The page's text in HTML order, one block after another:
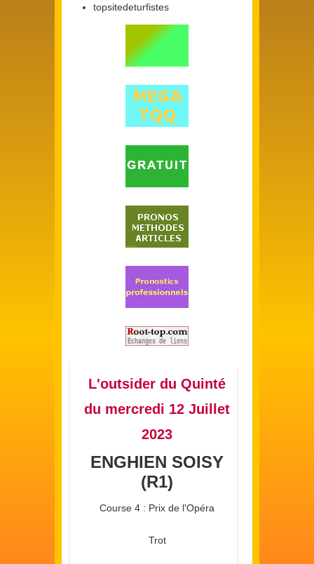
topsitedeturfistes
L'outsider du Quinté
du mercredi 12 Juillet
2023
ENGHIEN SOISY
(R1)
Course 4 : Prix de l'Opéra
Trot